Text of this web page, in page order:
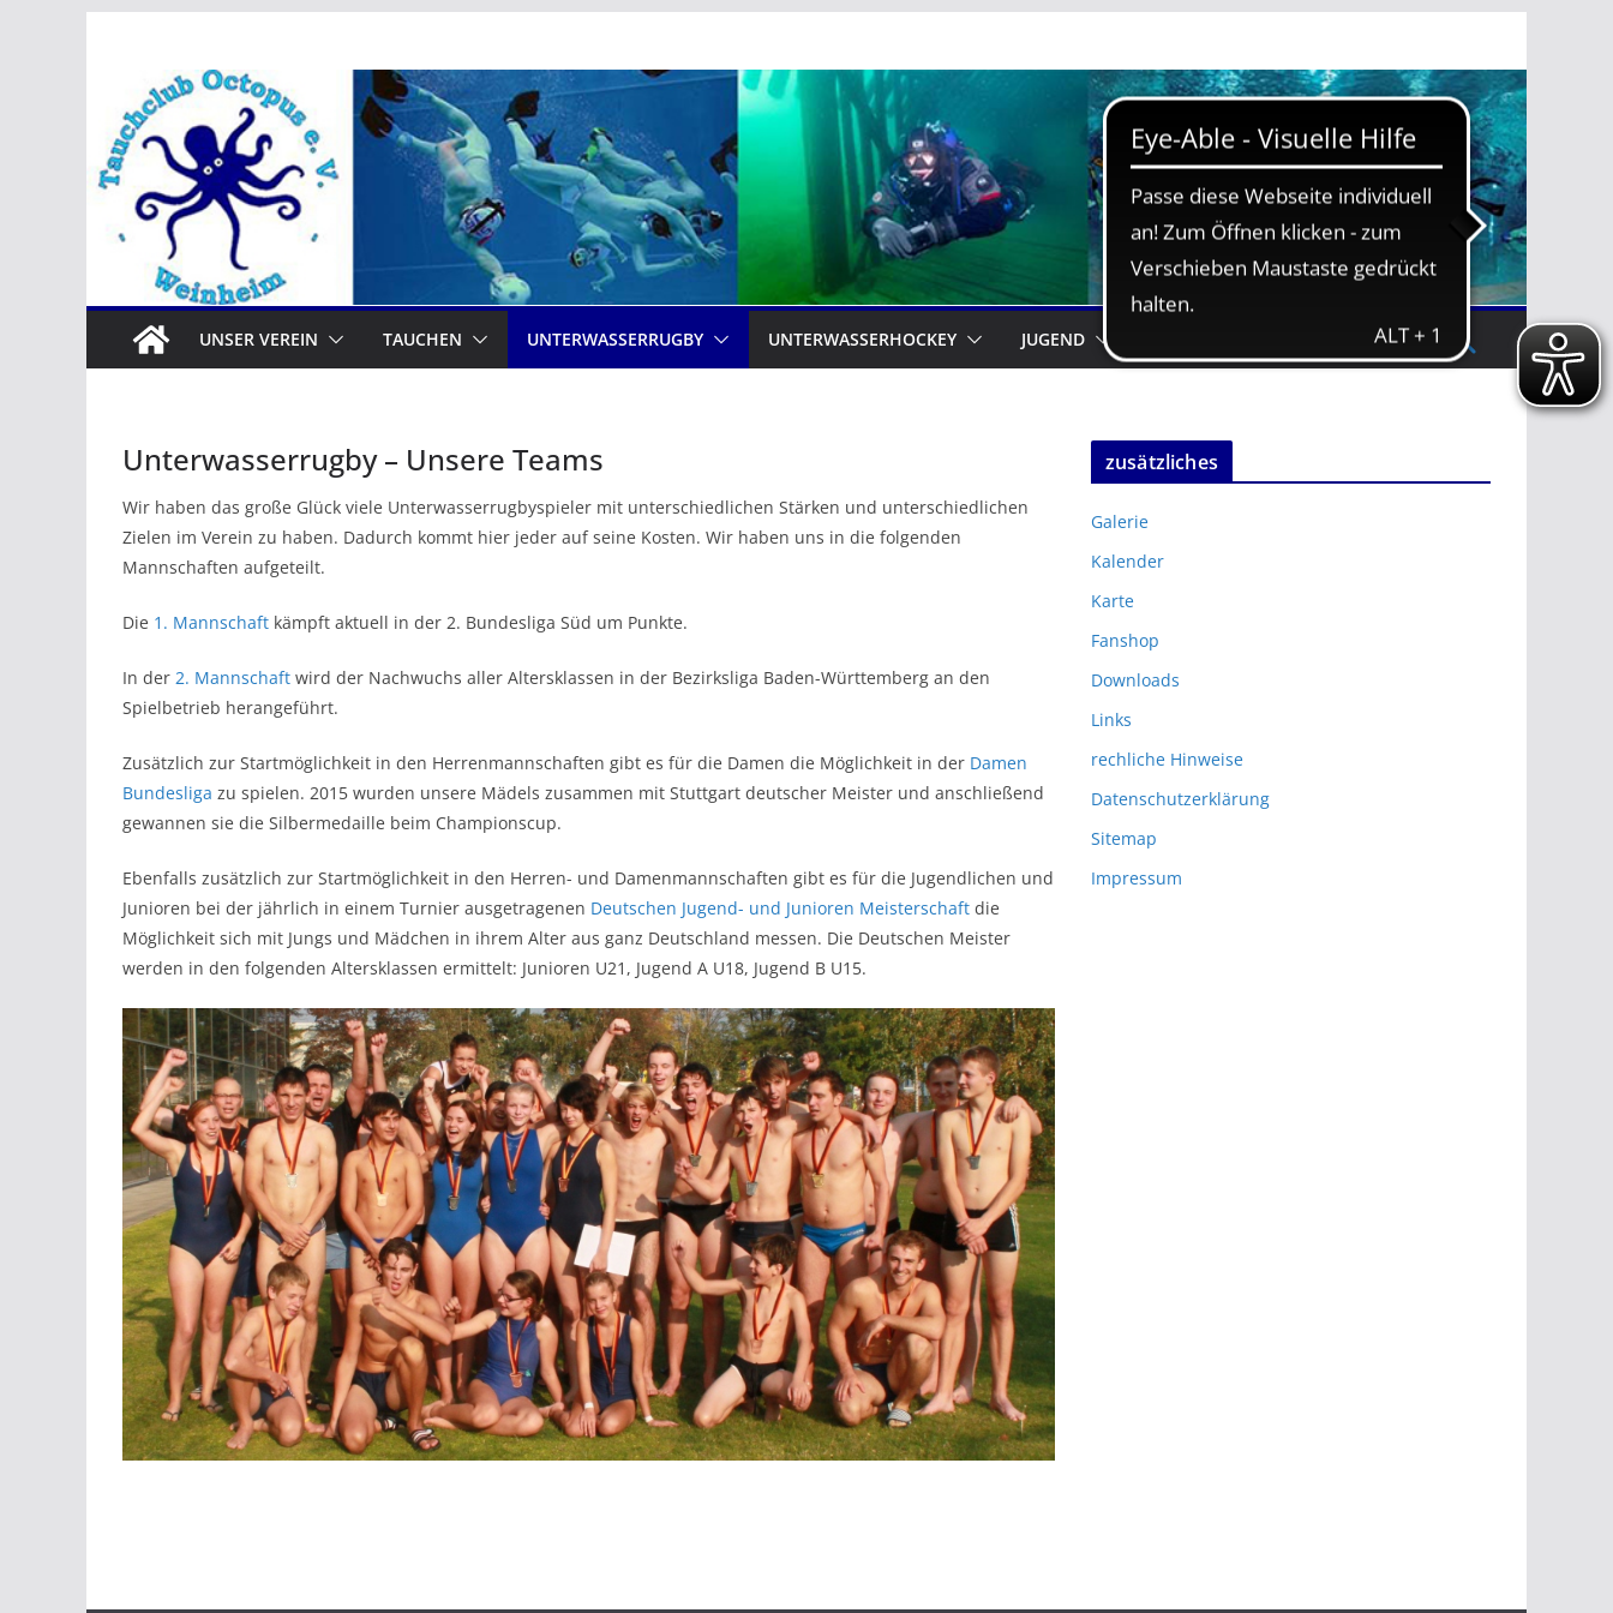
springen
UNSER VEREIN TAUCHEN UNTERWASSERRUGBY UNTERWASSERHOCKEY JUGEND
Unterwasserrugby – Unsere Teams
Wir haben das große Glück viele Unterwasserrugbyspieler mit unterschiedlichen Stärken und unterschiedlichen
Zielen im Verein zu haben. Dadurch kommt hier jeder auf seine Kosten. Wir haben uns in die folgenden
Mannschaften aufgeteilt.
Die 1. Mannschaft kämpft aktuell in der 2. Bundesliga Süd um Punkte.
In der 2. Mannschaft wird der Nachwuchs aller Altersklassen in der Bezirksliga Baden-Württemberg an den
Spielbetrieb herangeführt.
Zusätzlich zur Startmöglichkeit in den Herrenmannschaften gibt es für die Damen die Möglichkeit in der Damen
Bundesliga zu spielen. 2015 wurden unsere Mädels zusammen mit Stuttgart deutscher Meister und anschließend
gewannen sie die Silbermedaille beim Championscup.
Ebenfalls zusätzlich zur Startmöglichkeit in den Herren- und Damenmannschaften gibt es für die Jugendlichen und
Junioren bei der jährlich in einem Turnier ausgetragenen Deutschen Jugend- und Junioren Meisterschaft die
Möglichkeit sich mit Jungs und Mädchen in ihrem Alter aus ganz Deutschland messen. Die Deutschen Meister
werden in den folgenden Altersklassen ermittelt: Junioren U21, Jugend A U18, Jugend B U15.
zusätzliches
Galerie
Kalender
Karte
Fanshop
Downloads
Links
rechliche Hinweise
Datenschutzerklärung
Sitemap
Impressum